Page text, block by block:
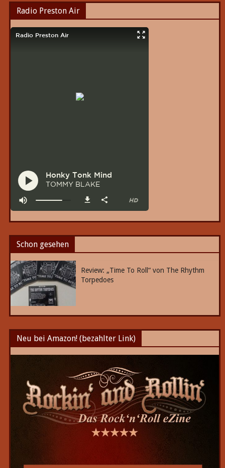
Radio Preston Air
Schon gesehen
Review: „Time To Roll“ von The Rhythm
Torpedoes
Neu bei Amazon! (bezahlter Link)